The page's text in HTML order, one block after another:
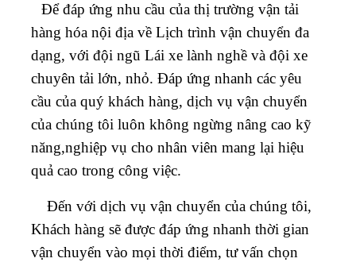
Để đáp ứng nhu cầu của thị trường vận tải
hàng hóa nội địa về Lịch trình vận chuyển đa
dạng, với đội ngũ Lái xe lành nghề và đội xe
chuyên tải lớn, nhỏ. Đáp ứng nhanh các yêu
cầu của quý khách hàng, dịch vụ vận chuyển
của chúng tôi luôn không ngừng nâng cao kỹ
năng,nghiệp vụ cho nhân viên mang lại hiệu
quả cao trong công việc.
Đến với dịch vụ vận chuyển của chúng tôi,
Khách hàng sẽ được đáp ứng nhanh thời gian
vận chuyển vào mọi thời điểm, tư vấn chọn